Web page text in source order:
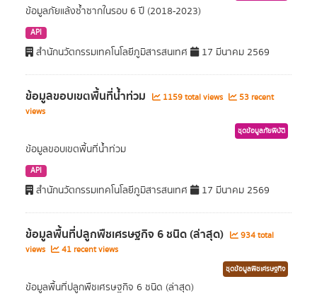
ข้อมูลภัยแล้งซ้ำซากในรอบ 6 ปี (2018-2023)
API
สำนักนวัตกรรมเทคโนโลยีภูมิสารสนเทศ 17 มีนาคม 2569
ข้อมูลขอบเขตพื้นที่น้ำท่วม 1159 total views
53 recent
views
ชุดข้อมูลภัยพิบัติ
ข้อมูลขอบเขตพื้นที่น้ำท่วม
API
สำนักนวัตกรรมเทคโนโลยีภูมิสารสนเทศ 17 มีนาคม 2569
ข้อมูลพื้นที่ปลูกพืชเศรษฐกิจ 6 ชนิด (ล่าสุด)
934 total
views
41 recent views
ชุดข้อมูลพืชเศรษฐกิจ
ข้อมูลพื้นที่ปลูกพืชเศรษฐกิจ 6 ชนิด (ล่าสุด)